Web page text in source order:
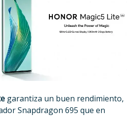
garantiza un buen rendimiento,
Snapdragon 695 que en